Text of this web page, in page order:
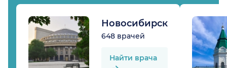
Новосибирск
648 врачей
Найти врача